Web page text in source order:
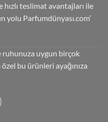
teslimat avantajları ile
yolu Parfumdünyası.com’
ruhunuza uygun birçok
bu ürünleri ayağınıza